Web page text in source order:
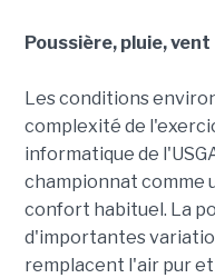
Poussière, pluie, vent
Les conditions
complexité de
informatique de
championnat comme
confort habituel. La
d'importantes
remplacent l'air pur